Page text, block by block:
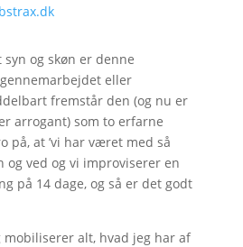
og skøn er denne
eller
fremstår den (og nu er
arrogant) som to erfarne
på, at ’vi har været med så
og ved og vi improviserer en
på 14 dage, og så er det godt
mobiliserer alt, hvad jeg har af